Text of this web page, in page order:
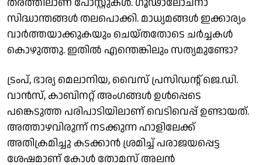
സിദ്ധാന്തങ്ങൾ തലപൊക്കി. മാധ്യമങ്ങള്‍ ഇക്കാര്യം
വാര്‍ത്തയാക്കുകയും ചെയ്തതോടെ ചര്‍ച്ചകള്‍
കൊഴുത്തു. ഇതില്‍ എന്തെങ്കിലും സത്യമുണ്ടോ?
ട്രംപ്, ഭാര്യ മെലാനിയ, വൈസ് പ്രസിഡന്റ് ജെ.ഡി.
വാൻസ്, കാബിനറ്റ് അംഗങ്ങള്‍ ഉള്‍പ്പെടെ
പങ്കെടുത്ത പരിപാടിയിലാണ് വെടിവെപ്പ് ഉണ്ടായത്.
അത്താഴവിരുന്ന് നടക്കുന്ന ഹാളിലേക്ക്
അതിക്രമിച്ചു കടക്കാന്‍ ശ്രമിച്ച് പരാജയപ്പെട്ട
ശേഷമാണ് കോള്‍ തോമസ് അലന്‍